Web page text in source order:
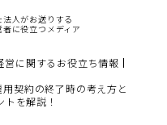
人がお送りする
に役立つメディア
に関するお役立ち情報
契約の終了時の考え方と
を解説！